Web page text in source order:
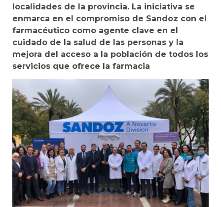
localidades de la provincia. La iniciativa se
enmarca en el compromiso de Sandoz con el
farmacéutico como agente clave en el
cuidado de la salud de las personas y la
mejora del acceso a la población de todos los
servicios que ofrece la farmacia